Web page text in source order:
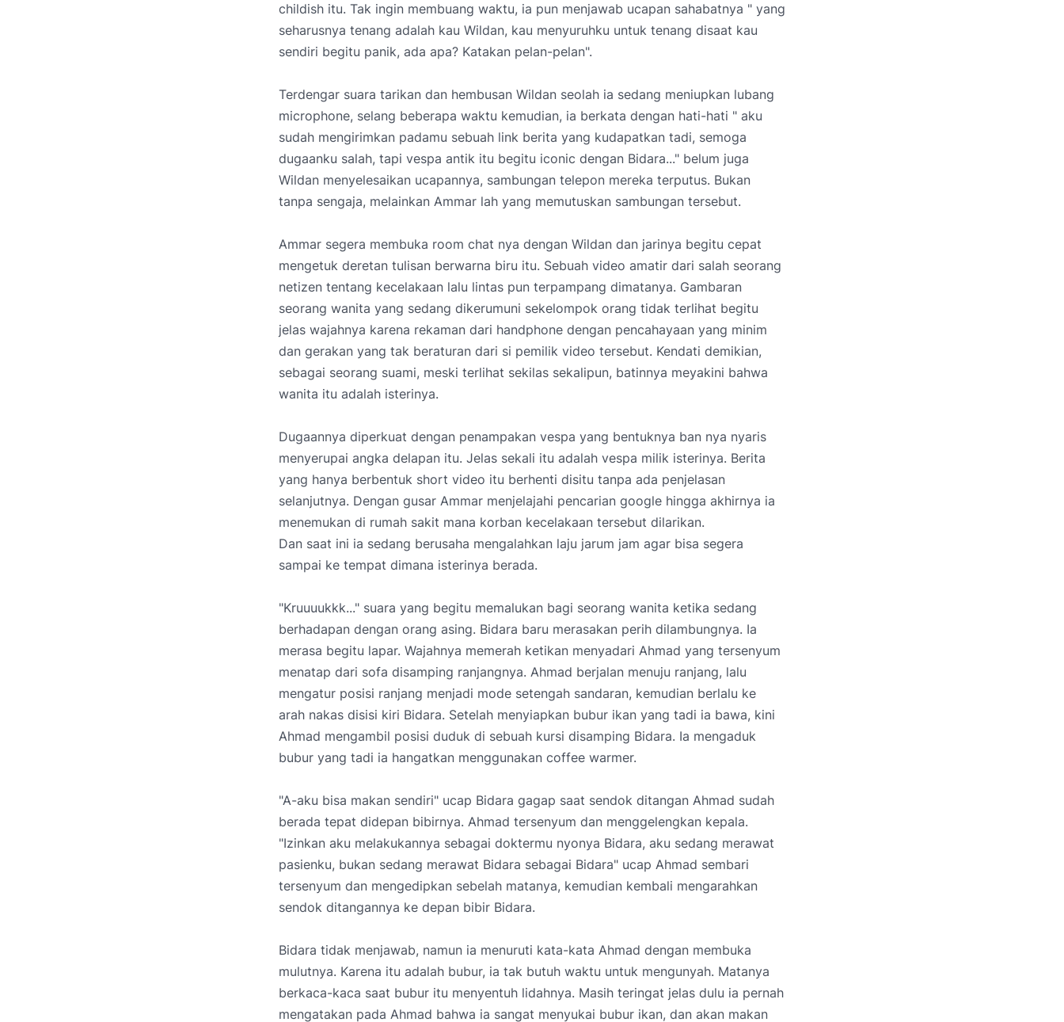
childish itu. Tak ingin membuang waktu, ia pun menjawab ucapan sahabatnya " yang
seharusnya tenang adalah kau Wildan, kau menyuruhku untuk tenang disaat kau
sendiri begitu panik, ada apa? Katakan pelan-pelan".
Terdengar suara tarikan dan hembusan Wildan seolah ia sedang meniupkan lubang
microphone, selang beberapa waktu kemudian, ia berkata dengan hati-hati " aku
sudah mengirimkan padamu sebuah link berita yang kudapatkan tadi, semoga
dugaanku salah, tapi vespa antik itu begitu iconic dengan Bidara..." belum juga
Wildan menyelesaikan ucapannya, sambungan telepon mereka terputus. Bukan
tanpa sengaja, melainkan Ammar lah yang memutuskan sambungan tersebut.
Ammar segera membuka room chat nya dengan Wildan dan jarinya begitu cepat
mengetuk deretan tulisan berwarna biru itu. Sebuah video amatir dari salah seorang
netizen tentang kecelakaan lalu lintas pun terpampang dimatanya. Gambaran
seorang wanita yang sedang dikerumuni sekelompok orang tidak terlihat begitu
jelas wajahnya karena rekaman dari handphone dengan pencahayaan yang minim
dan gerakan yang tak beraturan dari si pemilik video tersebut. Kendati demikian,
sebagai seorang suami, meski terlihat sekilas sekalipun, batinnya meyakini bahwa
wanita itu adalah isterinya.
Dugaannya diperkuat dengan penampakan vespa yang bentuknya ban nya nyaris
menyerupai angka delapan itu. Jelas sekali itu adalah vespa milik isterinya. Berita
yang hanya berbentuk short video itu berhenti disitu tanpa ada penjelasan
selanjutnya. Dengan gusar Ammar menjelajahi pencarian google hingga akhirnya ia
menemukan di rumah sakit mana korban kecelakaan tersebut dilarikan.
Dan saat ini ia sedang berusaha mengalahkan laju jarum jam agar bisa segera
sampai ke tempat dimana isterinya berada.
"Kruuuukkk..." suara yang begitu memalukan bagi seorang wanita ketika sedang
berhadapan dengan orang asing. Bidara baru merasakan perih dilambungnya. Ia
merasa begitu lapar. Wajahnya memerah ketikan menyadari Ahmad yang tersenyum
menatap dari sofa disamping ranjangnya. Ahmad berjalan menuju ranjang, lalu
mengatur posisi ranjang menjadi mode setengah sandaran, kemudian berlalu ke
arah nakas disisi kiri Bidara. Setelah menyiapkan bubur ikan yang tadi ia bawa, kini
Ahmad mengambil posisi duduk di sebuah kursi disamping Bidara. Ia mengaduk
bubur yang tadi ia hangatkan menggunakan coffee warmer.
"A-aku bisa makan sendiri" ucap Bidara gagap saat sendok ditangan Ahmad sudah
berada tepat didepan bibirnya. Ahmad tersenyum dan menggelengkan kepala.
"Izinkan aku melakukannya sebagai doktermu nyonya Bidara, aku sedang merawat
pasienku, bukan sedang merawat Bidara sebagai Bidara" ucap Ahmad sembari
tersenyum dan mengedipkan sebelah matanya, kemudian kembali mengarahkan
sendok ditangannya ke depan bibir Bidara.
Bidara tidak menjawab, namun ia menuruti kata-kata Ahmad dengan membuka
mulutnya. Karena itu adalah bubur, ia tak butuh waktu untuk mengunyah. Matanya
berkaca-kaca saat bubur itu menyentuh lidahnya. Masih teringat jelas dulu ia pernah
mengatakan pada Ahmad bahwa ia sangat menyukai bubur ikan, dan akan makan